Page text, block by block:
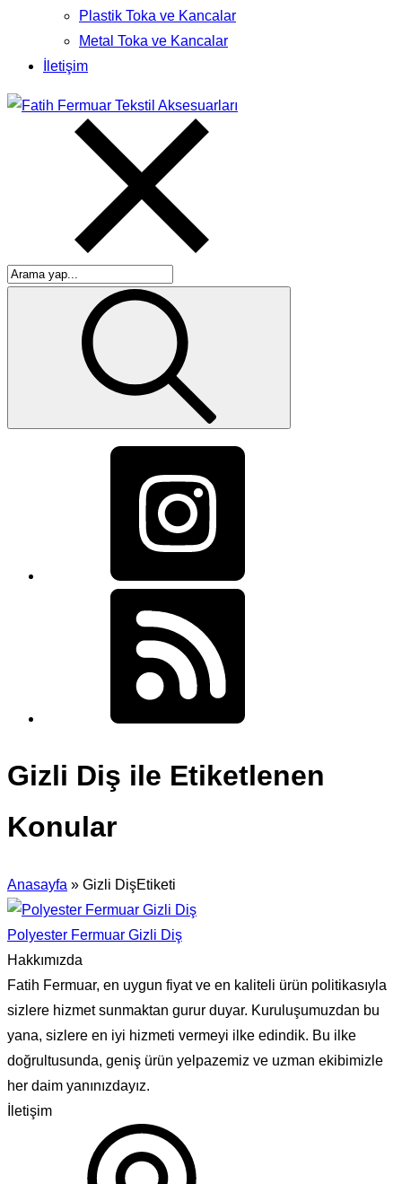
Plastik Toka ve Kancalar
Metal Toka ve Kancalar
İletişim
Gizli Diş ile Etiketlenen
Konular
Anasayfa » Gizli DişEtiketi
Polyester Fermuar Gizli Diş
Hakkımızda
Fatih Fermuar, en uygun fiyat ve en kaliteli ürün politikasıyla
sizlere hizmet sunmaktan gurur duyar. Kuruluşumuzdan bu
yana, sizlere en iyi hizmeti vermeyi ilke edindik. Bu ilke
doğrultusunda, geniş ürün yelpazemiz ve uzman ekibimizle
her daim yanınızdayız.
İletişim